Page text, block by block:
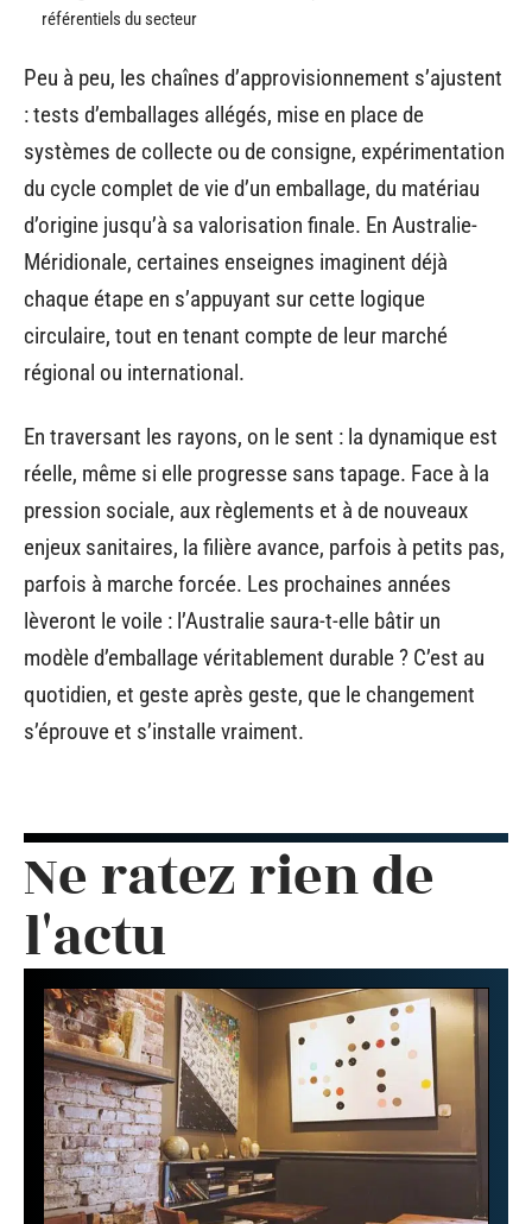
référentiels du secteur
Peu à peu, les chaînes d’approvisionnement s’ajustent
: tests d’emballages allégés, mise en place de
systèmes de collecte ou de consigne, expérimentation
du cycle complet de vie d’un emballage, du matériau
d’origine jusqu’à sa valorisation finale. En Australie-
Méridionale, certaines enseignes imaginent déjà
chaque étape en s’appuyant sur cette logique
circulaire, tout en tenant compte de leur marché
régional ou international.
En traversant les rayons, on le sent : la dynamique est
réelle, même si elle progresse sans tapage. Face à la
pression sociale, aux règlements et à de nouveaux
enjeux sanitaires, la filière avance, parfois à petits pas,
parfois à marche forcée. Les prochaines années
lèveront le voile : l’Australie saura-t-elle bâtir un
modèle d’emballage véritablement durable ? C’est au
quotidien, et geste après geste, que le changement
s’éprouve et s’installe vraiment.
Ne ratez rien de
l'actu